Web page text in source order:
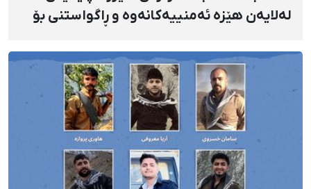
لەلایەن هێزە ئەمنییەکانەوە و ڕاگواستنی بۆ